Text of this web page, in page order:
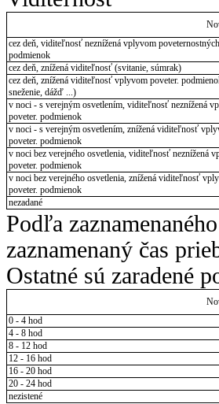
cez deň, viditeľnosť neznížená vplyvom poveternostných
podmienok
cez deň, znížená viditeľnosť (svitanie, súmrak)
cez deň, znížená viditeľnosť vplyvom poveter.
sneženie, dážď ...)
v noci - s verejným osvetlením, viditeľnosť neznížená
poveter. podmienok
v noci - s verejným osvetlením, znížená viditeľnosť
poveter. podmienok
v noci bez verejného osvetlenia, viditeľnosť neznížená
poveter. podmienok
v noci bez verejného osvetlenia, znížená viditeľnosť
poveter. podmienok
nezadané
Podľa
zaznamenaný čas
Ostatné sú zaradené
0 - 4 hod
4 - 8 hod
8 - 12 hod
12 - 16 hod
16 - 20 hod
20 - 24 hod
nezistené